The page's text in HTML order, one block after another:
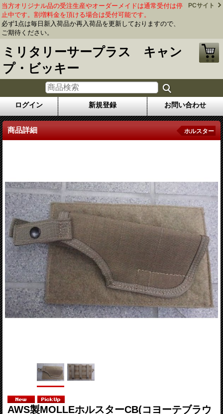
当方オリジナル品の受注生産やオーダーメイドは通常受付は停
止中です。割増料金を頂ける場合は受付可能です。
必ず1点は毎日新入荷品か再入荷品を更新しておりますので、
ご期待ください。
PCサイト
ミリタリーサープラス キャン
プ・ビッキー
ログイン 新規登録 お問い合わせ
商品詳細 ホルスター
AWS製MOLLEホルスターCB(コヨーテブラウ